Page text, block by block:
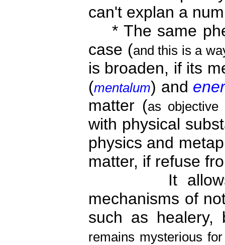
can't explan a
* The same
case (and this is a
is broaden, if its
(mentalum) and
matter (as objective
with physical
physics and
matter, if refuse
It allows to
mechanisms of
such as
remains mysterious